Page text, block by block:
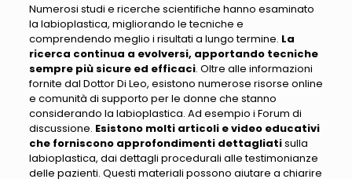
Numerosi studi e ricerche scientifiche hanno esaminato
la labioplastica, migliorando le tecniche e
comprendendo meglio i risultati a lungo termine. La
ricerca continua a evolversi, apportando tecniche
sempre più sicure ed efficaci. Oltre alle informazioni
fornite dal Dottor Di Leo, esistono numerose risorse online
e comunità di supporto per le donne che stanno
considerando la labioplastica. Ad esempio i Forum di
discussione. Esistono molti articoli e video educativi
che forniscono approfondimenti dettagliatisulla
labioplastica, dai dettagli procedurali alle testimonianze
delle pazienti. Questi materiali possono aiutare a chiarire